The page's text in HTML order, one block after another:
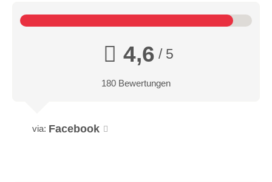
4,6 / 5
180 Bewertungen
via: Facebook